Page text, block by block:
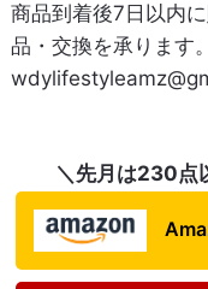
商品到着後7日以内
品・交換を承ります
＼先月は230点